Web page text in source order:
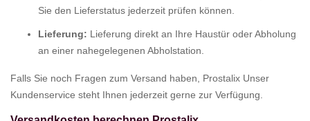
Sie den Lieferstatus jederzeit prüfen können.
Lieferung: Lieferung direkt an Ihre Haustür oder Abholung
an einer nahegelegenen Abholstation.
Falls Sie noch Fragen zum Versand haben, Prostalix Unser
Kundenservice steht Ihnen jederzeit gerne zur Verfügung.